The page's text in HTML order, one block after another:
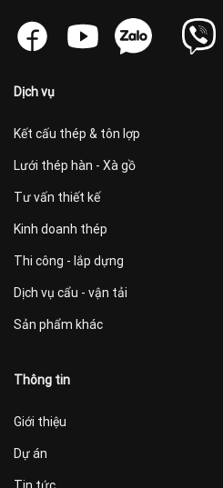
Dịch vụ
Kết cấu thép & tôn lợp
Lưới thép hàn - Xà gồ
Tư vấn thiết kế
Kinh doanh thép
Thi công - lắp dựng
Dịch vụ cẩu - vận tải
Sản phẩm khác
Thông tin
Giới thiệu
Dự án